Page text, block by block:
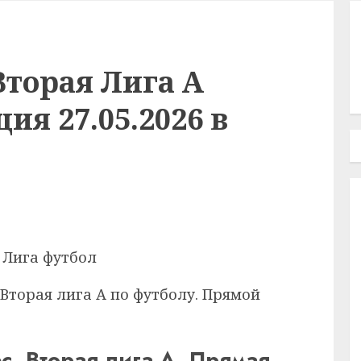
Лига А
27.05.2026 в
лига А по футболу. Прямой